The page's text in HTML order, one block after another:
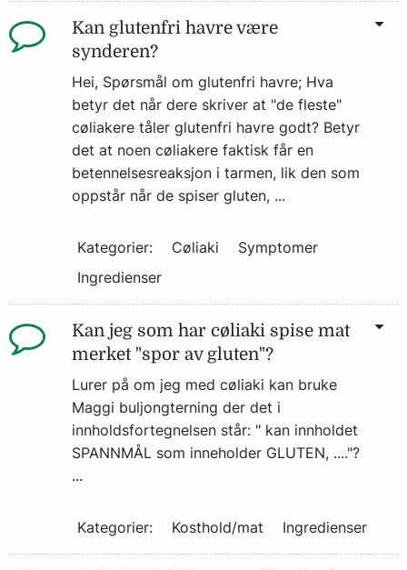
Kan glutenfri havre være
synderen?
Hei, Spørsmål om glutenfri havre; Hva
betyr det når dere skriver at "de fleste"
cøliakere tåler glutenfri havre godt? Betyr
det at noen cøliakere faktisk får en
betennelsesreaksjon i tarmen, lik den som
oppstår når de spiser gluten, ...
Kategorier: Cøliaki
Symptomer
Ingredienser
Kan jeg som har cøliaki spise mat
merket "spor av gluten"?
Lurer på om jeg med cøliaki kan bruke
Maggi buljongterning der det i
innholdsfortegnelsen står: " kan innholdet
SPANNMÅL som inneholder GLUTEN, ...."?
...
Kategorier: Kosthold/mat Ingredienser